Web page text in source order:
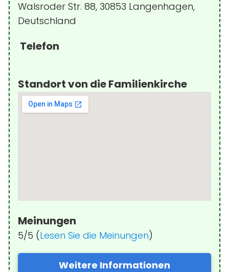
Walsroder Str. 88, 30853 Langenhagen,
Deutschland
Telefon
Standort von die Familienkirche
Meinungen
5/5 (Lesen Sie die Meinungen)
Weitere Informationen